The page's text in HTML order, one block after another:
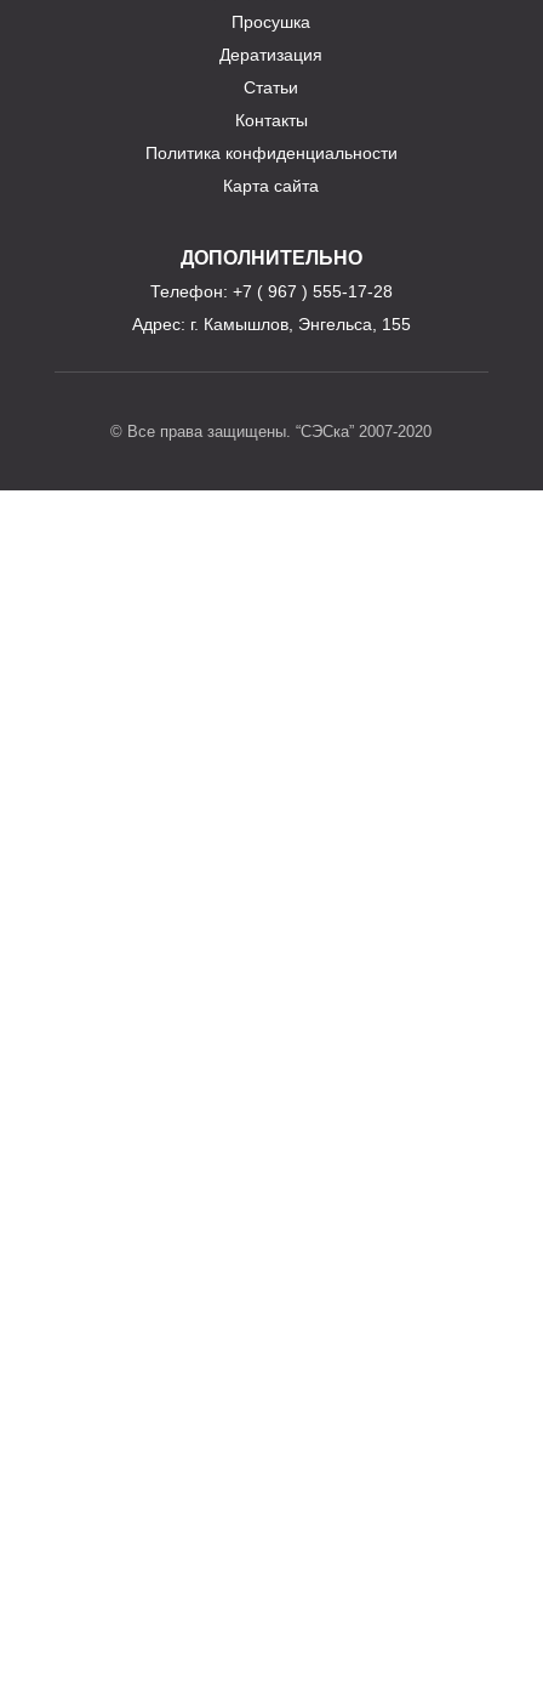
Просушка
Дератизация
Статьи
Контакты
Политика конфиденциальности
Карта сайта
ДОПОЛНИТЕЛЬНО
Телефон: +7 ( 967 ) 555-17-28
Адрес: г. Камышлов, Энгельса, 155
© Все права защищены. “СЭСка” 2007-2020